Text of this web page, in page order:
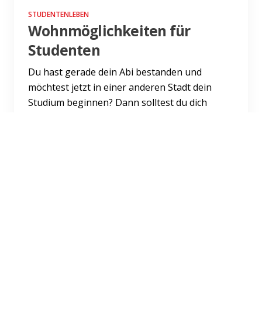
STUDENTENLEBEN
Wohnmöglichkeiten für
Studenten
Du hast gerade dein Abi bestanden und
möchtest jetzt in einer anderen Stadt dein
Studium beginnen? Dann solltest du dich